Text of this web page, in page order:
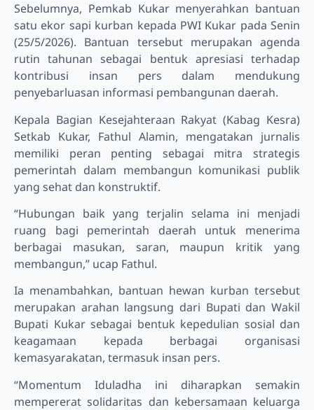
Sebelumnya, Pemkab Kukar menyerahkan bantuan
satu ekor sapi kurban kepada PWI Kukar pada Senin
(25/5/2026). Bantuan tersebut merupakan agenda
rutin tahunan sebagai bentuk apresiasi terhadap
kontribusi insan pers dalam mendukung
penyebarluasan informasi pembangunan daerah.
Kepala Bagian Kesejahteraan Rakyat (Kabag Kesra)
Setkab Kukar, Fathul Alamin, mengatakan jurnalis
memiliki peran penting sebagai mitra strategis
pemerintah dalam membangun komunikasi publik
yang sehat dan konstruktif.
“Hubungan baik yang terjalin selama ini menjadi
ruang bagi pemerintah daerah untuk menerima
berbagai masukan, saran, maupun kritik yang
membangun,” ucap Fathul.
Ia menambahkan, bantuan hewan kurban tersebut
merupakan arahan langsung dari Bupati dan Wakil
Bupati Kukar sebagai bentuk kepedulian sosial dan
keagamaan kepada berbagai organisasi
kemasyarakatan, termasuk insan pers.
“Momentum Iduladha ini diharapkan semakin
mempererat solidaritas dan kebersamaan keluarga